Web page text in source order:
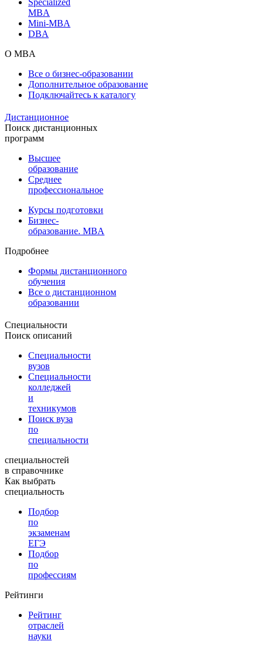
MBA
Mini-MBA
DBA
О MBA
Все о бизнес-образовании
Дополнительное образование
Подключайтесь к каталогу
Дистанционное
Поиск дистанционных
программ
Высшее
образование
Среднее
профессиональное
Курсы подготовки
Бизнес-
образование. MBA
Подробнее
Формы дистанционного
обучения
Все о дистанционном
образовании
Специальности
Поиск описаний
Специальности
вузов
Специальности
колледжей
и
техникумов
Поиск вуза
по
специальности
специальностей
в справочнике
Как выбрать
специальность
Подбор
по
экзаменам
ЕГЭ
Подбор
по
профессиям
Рейтинги
Рейтинг
отраслей
науки